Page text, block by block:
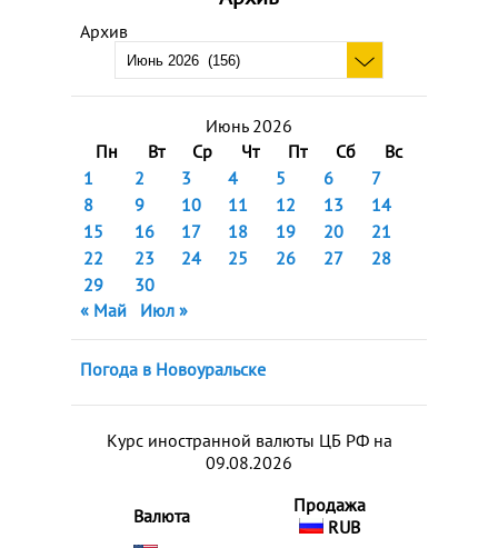
Архив
Июнь 2026
Пн
Вт Ср Чт Пт Сб
Вс
1
2 3 4 5 6
7
8
9 10 11 12 13
14
15
16 17 18 19 20
21
22
23 24 25 26 27
28
29
30
« Май
Июл »
Погода в Новоуральске
Курс иностранной валюты ЦБ РФ на
09.08.2026
Валюта
Продажа
RUB